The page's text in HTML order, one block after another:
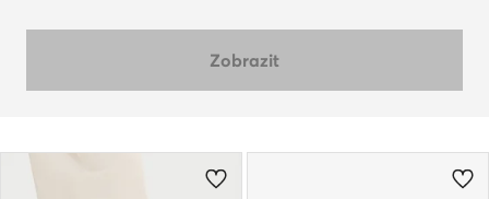
Zobrazit